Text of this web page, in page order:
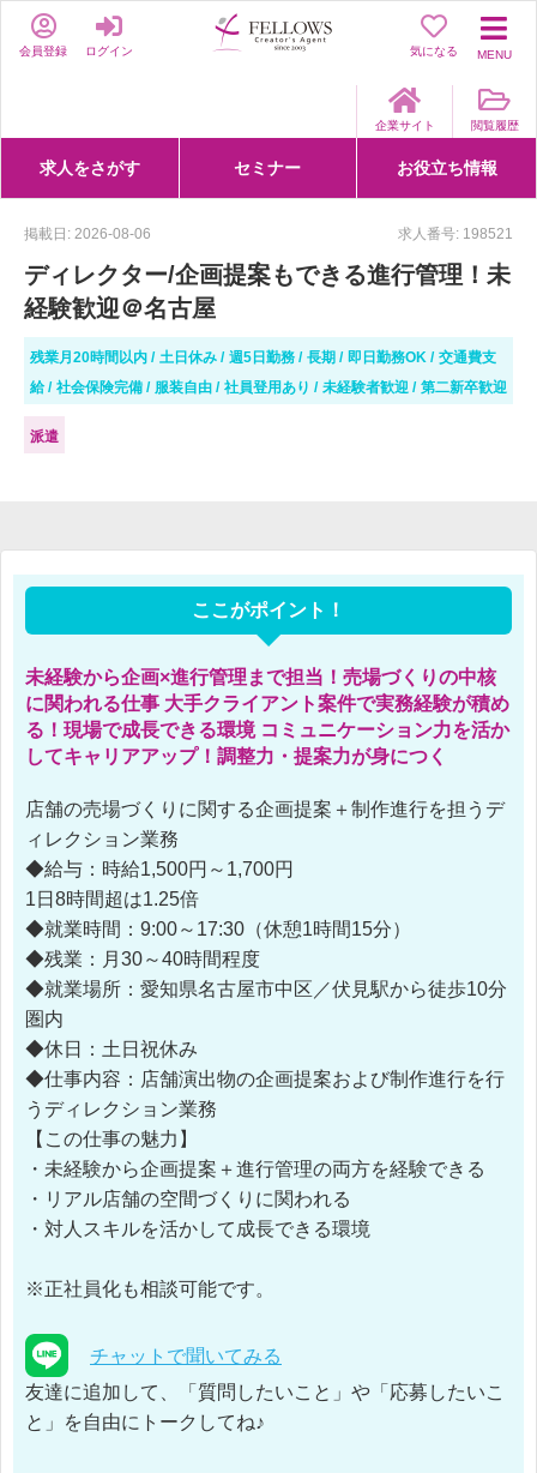
会員登録 ログイン 気になる MENU
企業サイト 閲覧履歴
求人をさがす
詳細条件からさがす
求人特集からさがす
セミナー
セミナーをさがす
クリエイティブNEXT
クリエイターズファーム
e-ラーニング
Fellows Creative Academy
企業研修
お役立ち情報
お役立ち情報一覧
聞くは一時、聞かぬは一生
クリエイターのお仕事図鑑
クリエイターの声
Q&A
企業様向けお役立ち情報
掲載日: 2026-08-06 求人番号: 198521
ディレクター/企画提案もできる進行管理！未
経験歓迎＠名古屋
残業月20時間以内 土日休み 週5日勤務 長期 即日勤務OK
交通費支
給
社会保険完備 服装自由 社員登用あり 未経験者歓迎 第二新卒歓迎
派遣
ここがポイント！
未経験から企画×進行管理まで担当！売場づくりの中核
に関われる仕事 大手クライアント案件で実務経験が積め
る！現場で成長できる環境 コミュニケーション力を活か
してキャリアアップ！調整力・提案力が身につく
店舗の売場づくりに関する企画提案＋制作進行を担うデ
ィレクション業務
◆給与：時給1,500円～1,700円
1日8時間超は1.25倍
◆就業時間：9:00～17:30（休憩1時間15分）
◆残業：月30～40時間程度
◆就業場所：愛知県名古屋市中区／伏見駅から徒歩10分
圏内
◆休日：土日祝休み
◆仕事内容：店舗演出物の企画提案および制作進行を行
うディレクション業務
【この仕事の魅力】
・未経験から企画提案＋進行管理の両方を経験できる
・リアル店舗の空間づくりに関われる
・対人スキルを活かして成長できる環境
※正社員化も相談可能です。
チャットで聞いてみる
友達に追加して、「質問したいこと」や「応募したいこ
と」を自由にトークしてね♪